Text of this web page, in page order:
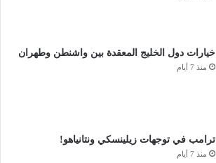
خيارات دول الخليج المعقدة بين واشنطن وطهران
منذ 7 أيام
ترامب في توجهات زيلينسكي ونتانياهو!
منذ 7 أيام